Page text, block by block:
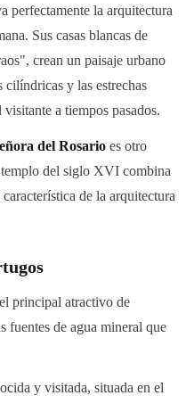
perfectamente la arquitectura
Sus casas blancas de
crean un paisaje urbano
y las estrechas
a tiempos pasados.
del Rosario es otro
del siglo XVI combina
de la arquitectura
principal atractivo de
fuentes de agua mineral que
y visitada, situada en el